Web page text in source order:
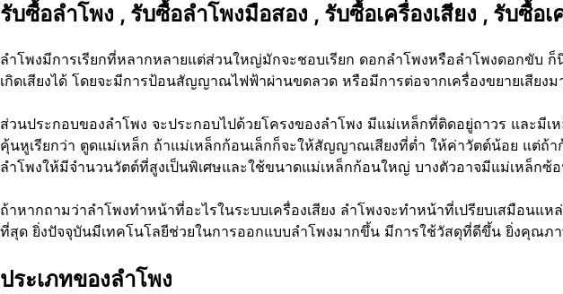
รับซื้อลำโพง , รับซื้อลำโพงมือสอง , รับซื้อเครื่องเสียง , รับซื้อเ
ลำโพงมีการเรียกที่หลากหลายแต่ส่วนใหญ่มักจะชอบเรียก ดอกลำโพงหรือลำโพงดอกขั
เกิดเสียงได้ โดยจะมีการป้อนสัญญาณไฟฟ้าผ่านขดลวด หรือมีการต่อจากเครื่องขยายเสีย
ส่วนประกอบของลำโพง จะประกอบไปด้วยโครงของลำโพง มีแม่เหล็กที่ติดอยู่ถาวร และ
คุ้นหูเรียกว่า ตูดแม่เหล็ก ถ้าแม่เหล็กก้อนเล็กก็จะให้สัญญาณเสียงที่ต่ำ ให้ค่าวัตต์น้อย แ
ลำโพงให้มีจำนวนวัตต์ที่สูงเป็นพิเศษและใช้ขนาดแม่เหล็กก้อนใหญ่ บางตัวอาจมีแม่เหล็ก
ถ้าหากถามว่าลำโพงทำหน้าที่อะไรในระบบเครื่องเสียง ลำโพงจะทำหน้าที่เปรียบเสมือนแ
ที่สุด ยิ่งปัจจุบันมีเทคโนโลยีช่วยในการออกแบบลำโพงมากขึ้น มีการใช้วัสดุที่ดีขึ้น ยิ่งคุณภ
ประเภทของลำโพง